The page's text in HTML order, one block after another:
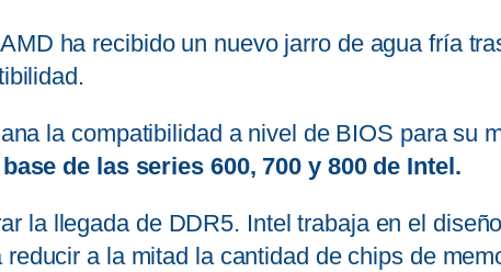
ha recibido un nuevo jarro de agua fría
la compatibilidad a nivel de BIOS para su
de las series 600, 700 y 800 de Intel.
la llegada de DDR5. Intel trabaja en el
a la mitad la cantidad de chips de